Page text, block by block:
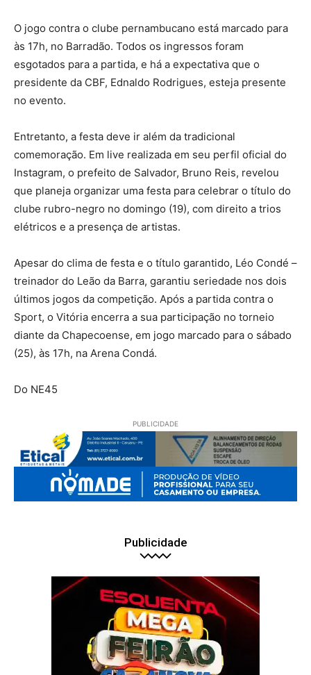
O jogo contra o clube pernambucano está marcado para
às 17h, no Barradão. Todos os ingressos foram
esgotados para a partida, e há a expectativa que o
presidente da CBF, Ednaldo Rodrigues, esteja presente
no evento.
Entretanto, a festa deve ir além da tradicional
comemoração. Em live realizada em seu perfil oficial do
Instagram, o prefeito de Salvador, Bruno Reis, revelou
que planeja organizar uma festa para celebrar o título do
clube rubro-negro no domingo (19), com direito a trios
elétricos e a presença de artistas.
Apesar do clima de festa e o título garantido, Léo Condé –
treinador do Leão da Barra, garantiu seriedade nos dois
últimos jogos da competição. Após a partida contra o
Sport, o Vitória encerra a sua participação no torneio
diante da Chapecoense, em jogo marcado para o sábado
(25), às 17h, na Arena Condá.
Do NE45
PUBLICIDADE
Publicidade